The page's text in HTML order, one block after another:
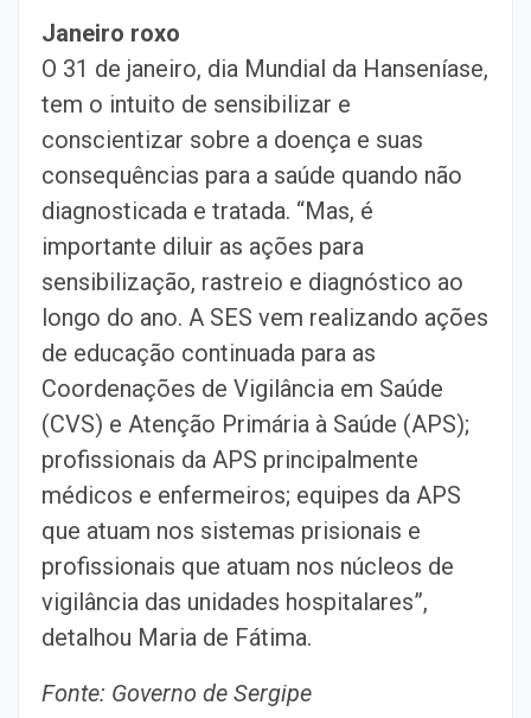
Janeiro roxo
O 31 de janeiro, dia Mundial da Hanseníase,
tem o intuito de sensibilizar e
conscientizar sobre a doença e suas
consequências para a saúde quando não
diagnosticada e tratada. “Mas, é
importante diluir as ações para
sensibilização, rastreio e diagnóstico ao
longo do ano. A SES vem realizando ações
de educação continuada para as
Coordenações de Vigilância em Saúde
(CVS) e Atenção Primária à Saúde (APS);
profissionais da APS principalmente
médicos e enfermeiros; equipes da APS
que atuam nos sistemas prisionais e
profissionais que atuam nos núcleos de
vigilância das unidades hospitalares”,
detalhou Maria de Fátima.
Fonte: Governo de Sergipe